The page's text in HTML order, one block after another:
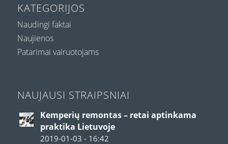
KATEGORIJOS
Naudingi faktai
Naujienos
Patarimai vairuotojams
NAUJAUSI STRAIPSNIAI
Kemperių remontas – retai aptinkama
praktika Lietuvoje
2019-01-03 - 16:42